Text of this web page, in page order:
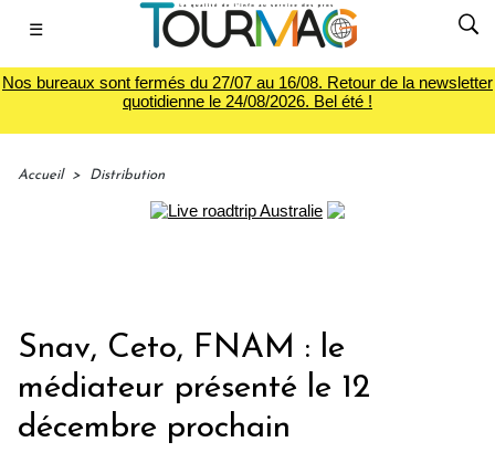
☰
Nos bureaux sont fermés du 27/07 au 16/08. Retour de la newsletter
quotidienne le 24/08/2026. Bel été !
Accueil > Distribution
Snav, Ceto, FNAM : le
médiateur présenté le 12
décembre prochain